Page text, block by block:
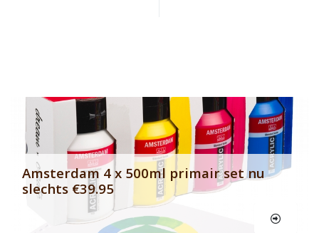
Banner row 2
Amsterdam 4 x 500ml primair set nu
slechts €39.95